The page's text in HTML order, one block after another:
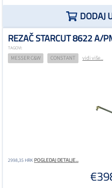
DODAJ
REZAČ STARCUT 8622 A/
TAGOVI:
MESSER C&W CONSTANT vidi više...
2998,35 HRKPOGLEDAJ DETALJE...